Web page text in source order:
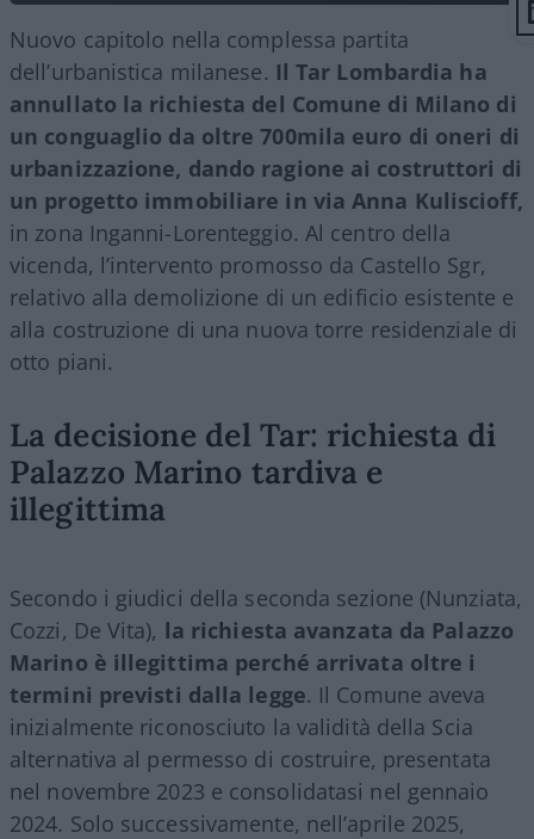
Nuovo capitolo nella complessa partita
dell’urbanistica milanese. Il Tar Lombardia ha
annullato la richiesta del Comune di Milano di
un conguaglio da oltre 700mila euro di oneri di
urbanizzazione, dando ragione ai costruttori di
un progetto immobiliare in via Anna Kuliscioff,
in zona Inganni-Lorenteggio. Al centro della
vicenda, l’intervento promosso da Castello Sgr,
relativo alla demolizione di un edificio esistente e
alla costruzione di una nuova torre residenziale di
otto piani.
La decisione del Tar: richiesta di
Palazzo Marino tardiva e
illegittima
Secondo i giudici della seconda sezione (Nunziata,
Cozzi, De Vita), la richiesta avanzata da Palazzo
Marino è illegittima perché arrivata oltre i
termini previsti dalla legge. Il Comune aveva
inizialmente riconosciuto la validità della Scia
alternativa al permesso di costruire, presentata
nel novembre 2023 e consolidatasi nel gennaio
2024. Solo successivamente, nell’aprile 2025,